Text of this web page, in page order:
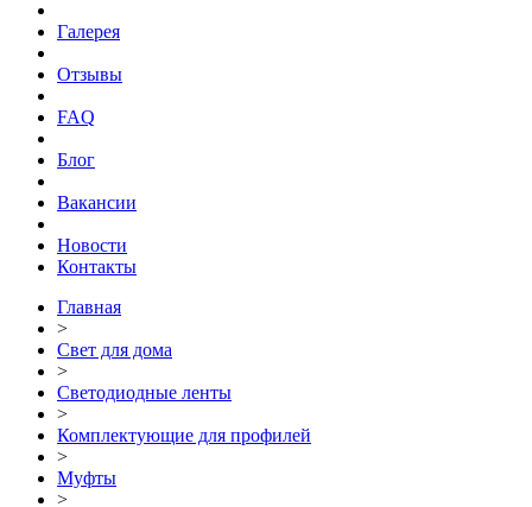
Галерея
Отзывы
FAQ
Блог
Вакансии
Новости
Контакты
Главная
>
Свет для дома
>
Светодиодные ленты
>
Комплектующие для профилей
>
Муфты
>